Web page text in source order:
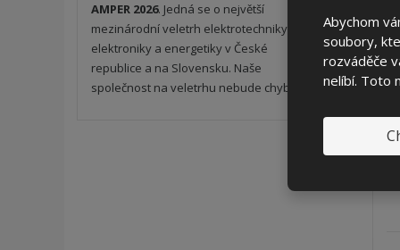
Abychom
soubory,
rozváděče
nelíbí. Toto
AMPER 2026. Jedná se o největší
mezinárodní veletrh elektrotechniky,
elektroniky a energetiky v České
republice a na Slovensku. Naše
společnost na veletrhu nebude chybět.